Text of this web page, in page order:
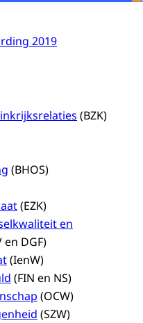
2019
(BZK)
(BHOS)
(EZK)
en
en DGF)
(IenW)
(FIN en NS)
(OCW)
(SZW)